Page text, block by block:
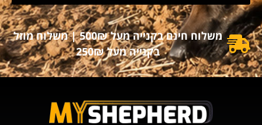
משלוח חינם בקנייה מעל 500₪ | משלוח מוזל
בקנייה מעל 250₪